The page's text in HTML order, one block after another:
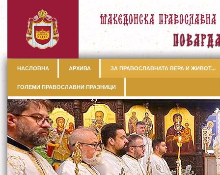
НАСЛОВНА АРХИВА ЗА ПРАВОСЛАВНАТА ВЕРА И ЖИВОТ...
ГОЛЕМИ ПРАВОСЛАВНИ ПРАЗНИЦИ